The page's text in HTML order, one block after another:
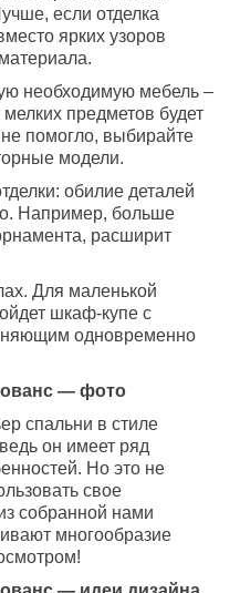
если отделка
ярких узоров
необходимую мебель –
предметов будет
помогло, выбирайте
модели.
обилие деталей
Например, больше
расширит
Для маленькой
шкаф-купе с
одновременно
— фото
спальни в стиле
он имеет ряд
Но это не
свое
собранной нами
многообразие